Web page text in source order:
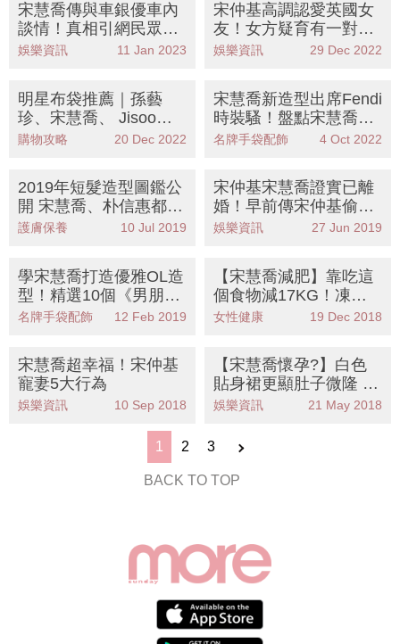
宋慧喬傳與車銀優車內
談情！真相引網民眾怒
齊杯葛
娛樂資訊 11 Jan 2023
宋仲基高調認愛英國女
友！女方疑育有一對子
女 前妻宋慧喬沉默一日
娛樂資訊 29 Dec 2022
明星布袋推薦｜孫藝
珍、宋慧喬、 Jisoo愛
牌 容量大、小清新 $1X
購物攻略 20 Dec 2022
宋慧喬新造型出席Fendi
時裝騷！盤點宋慧喬7
大名牌手袋 最愛Fend
名牌手袋配飾 4 Oct 2022
2019年短髮造型圖鑑公
開 宋慧喬、朴信惠都愛
上減齡短髮！
護膚保養 10 Jul 2019
宋仲基宋慧喬證實已離
婚！早前傳宋仲基偷食
造型師 疑似撇宋慧喬築
娛樂資訊 27 Jun 2019
學宋慧喬打造優雅OL造
型！精選10個《男朋
友》值得入手名牌手袋
名牌手袋配飾 12 Feb 2019
【宋慧喬減肥】靠吃這
個食物減17KG！凍齡
女神宋慧喬3大減肥法
女性健康 19 Dec 2018
宋慧喬超幸福！宋仲基
寵妻5大行為
娛樂資訊 10 Sep 2018
【宋慧喬懷孕?】白色
貼身裙更顯肚子微隆 宋
慧喬最新全身照流出
娛樂資訊 21 May 2018
1 2 3
BACK TO TOP